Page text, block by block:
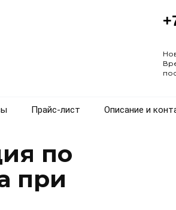
Прайс-лист Описание и
по
при